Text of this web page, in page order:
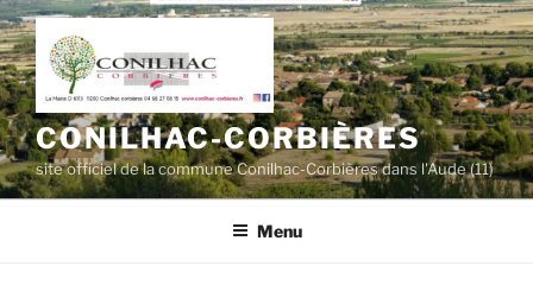
Aller
au
contenu
principal
CONILHAC-CORBIÈRES
site officiel de la commune Conilhac-Corbières dans l'Aude (11)
Menu